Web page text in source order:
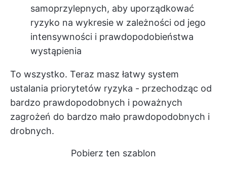
samoprzylepnych, aby uporządkować
ryzyko na wykresie w zależności od jego
intensywności i prawdopodobieństwa
wystąpienia
To wszystko. Teraz masz łatwy system
ustalania priorytetów ryzyka - przechodząc od
bardzo prawdopodobnych i poważnych
zagrożeń do bardzo mało prawdopodobnych i
drobnych.
Pobierz ten szablon